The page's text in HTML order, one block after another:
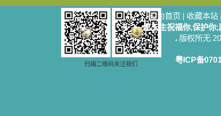
扫描二维码关注我们
设为首页 | 收藏本站
愿天主祝福你,保护你
版权所无
粤ICP备